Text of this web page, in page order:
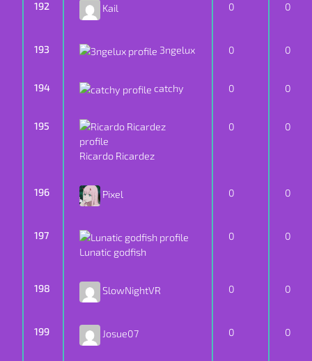
192 Kail 0 0
193 3ngelux 0 0
194 catchy 0 0
195
Ricardo Ricardez
0 0
196 Pixel 0 0
197
Lunatic godfish
0 0
198 SlowNightVR 0 0
199 Josue07 0 0